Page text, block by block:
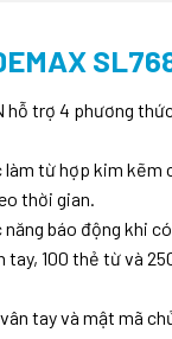
trợ 4 phương
từ hợp kim
thời gian.
báo động khi
100 thẻ từ và
tay và mật mã